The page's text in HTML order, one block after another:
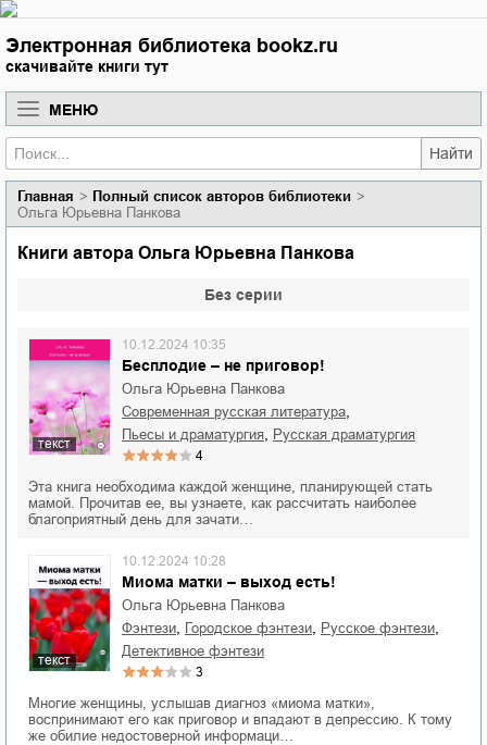
Электронная библиотека bookz.ru
скачивайте книги тут
МЕНЮ
Найти
Главная
Полный список авторов библиотеки
Ольга Юрьевна Панкова
Книги автора Ольга Юрьевна Панкова
Без серии
текст
Бесплодие – не приговор!
10.12.2024 10:35
Ольга Юрьевна Панкова
современная русская литература
пьесы и драматургия русская драматургия
4
Эта книга необходима каждой женщине, планирующей стать
мамой. Прочитав ее, вы узнаете, как рассчитать наиболее
благоприятный день для зачати…
текст
Миома матки – выход есть!
10.12.2024 10:28
Ольга Юрьевна Панкова
фэнтези
городское фэнтези русское фэнтези
детективное фэнтези
3
Многие женщины, услышав диагноз «миома матки»,
воспринимают его как приговор и впадают в депрессию. К тому
же обилие недостоверной информаци…